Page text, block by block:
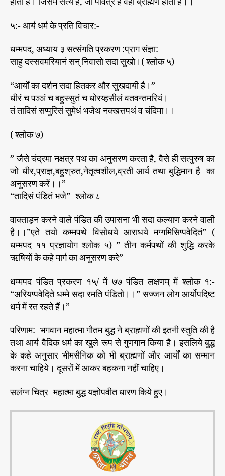
५:- आर्य धर्म के प्रति विचार:-
धम्मपद, अध्याय ३ सत्संगति प्रकरण :प्राग संज्ञा:-
साहु दस्सवमरियानं सन् निवासो सदा सुखो।( श्लोक ५)
“आर्यों का दर्शन सदा हितकर और सुखदायी है।”
धीरं च पञ्ञं च बहुस्सुतं च धोरय्हसीलं वतवन्तमरियं।
तं तादिसं सप्पुरिसं सुमेधं भजेथ नक्खत्तपथं व चंदिमा।।
( श्लोक ७)
” जैसे चंद्रमा नक्षत्र पथ का अनुसरण करता है, वैसे ही सत्पुरुष का
जो धीर,प्राज्ञ,बहुश्रुत,नेतृत्वशील,व्रती आर्य तथा बुद्धिमान है- का
अनुसरण करें।।”
“तादिसं पंडितं भजे”- श्लोक ८
वाक्ताड़न करने वाले पंडित की उपासना भी सदा कल्याण करने वाली
है।।”एते तयो कम्मपथे विसोधये आराधये मग्गमिसिप्पवेदितं” (
धम्मपद ११ प्रज्ञायोग श्लोक ५) ” तीन कर्मपथों की शुद्धि करके
ऋषियों के कहे मार्ग का अनुसरण करे”
धम्मपद पंडित प्रकरण १५/ में ७७ पंडित लक्षणम् में श्लोक १:-
“अरियप्पवेदिते धम्मे सदा रमति पंडितो।।” सज्जन लोग आर्योपदिष्ट
धर्म में रत रहते हैं।”
परिणाम:- भगवान महात्मा गौतम बुद्ध ने ब्राह्मणों की इतनी स्तुति की है
तथा आर्य वैदिक धर्म का खुले रूप से गुणगान किया है। इसलिये बुद्ध
के कहे अनुसार भीमसैनिक को भी ब्राह्मणों और आर्यों का सम्मान
करना चाहिये। दूसरों में आकर बहकना नहीं चाहिए।
सलंग्न चित्र- महात्मा बुद्ध यज्ञोपवीत धारण किये हुए।